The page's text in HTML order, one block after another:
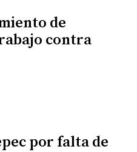
de
contra
por falta de